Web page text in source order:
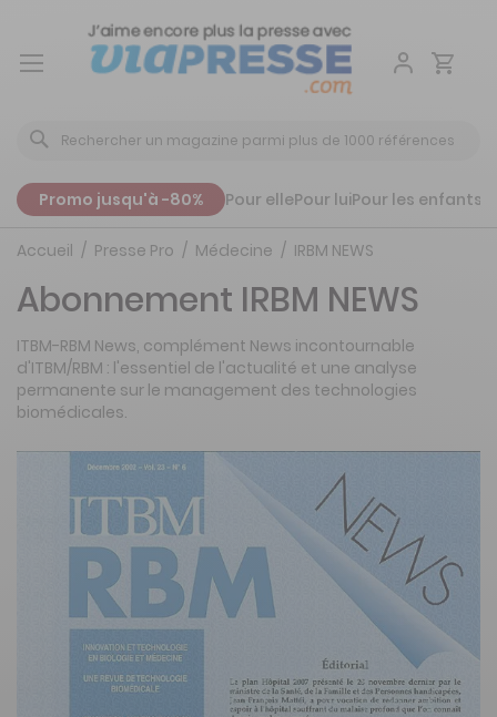
Aller
Promo jusqu'à -80% Pour ellePour luiPour les enfants
Accueil Presse Pro Médecine IRBM NEWS
Abonnement IRBM NEWS
ITBM-RBM News, complément News incontournable
d'ITBM/RBM : l'essentiel de l'actualité et une analyse
permanente sur le management des technologies
biomédicales.